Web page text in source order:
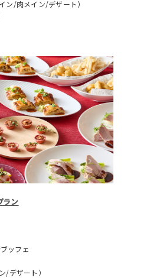
ン/肉メイン/デザート）
ン
ッフェ
/デザート）